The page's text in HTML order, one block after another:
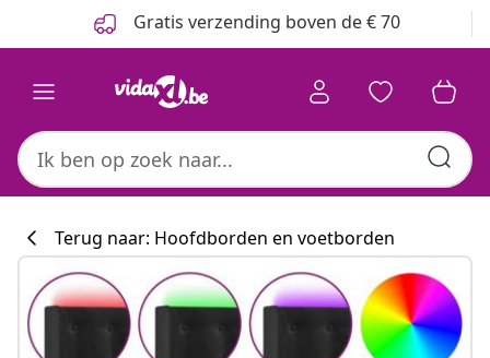
Gratis verzending boven de € 70
Terug naar: Hoofdborden en voetborden